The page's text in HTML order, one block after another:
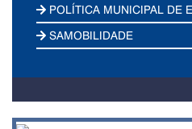
POLÍTICA MUNICIPAL DE
SAMOBILIDADE